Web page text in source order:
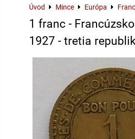
Úvod Mince Európa
1 franc -
1927 - tretia